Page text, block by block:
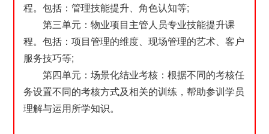
程。包括：管理技能提升、角色认知等;
第三单元：物业项目主管人员专业技能提升课
程。包括：项目管理的维度、现场管理的艺术、客户
服务技巧等;
第四单元：场景化结业考核：根据不同的考核任
务设置不同的考核方式及相关的训练，帮助参训学员
理解与运用所学知识。